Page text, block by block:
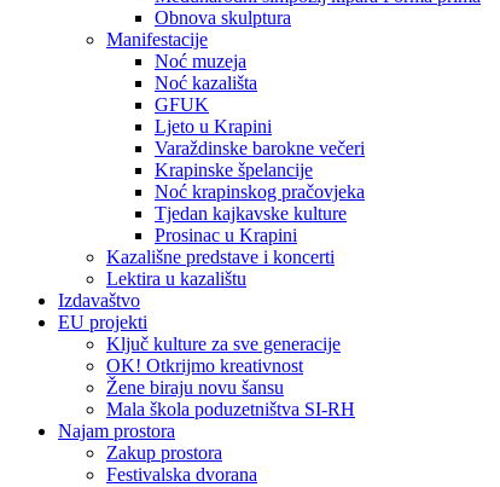
Obnova skulptura
Manifestacije
Noć muzeja
Noć kazališta
GFUK
Ljeto u Krapini
Varaždinske barokne večeri
Krapinske špelancije
Noć krapinskog pračovjeka
Tjedan kajkavske kulture
Prosinac u Krapini
Kazališne predstave i koncerti
Lektira u kazalištu
Izdavaštvo
EU projekti
Ključ kulture za sve generacije
OK! Otkrijmo kreativnost
Žene biraju novu šansu
Mala škola poduzetništva SI-RH
Najam prostora
Zakup prostora
Festivalska dvorana